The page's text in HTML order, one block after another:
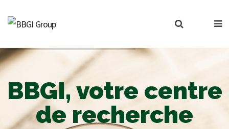
BBGI, votre centre
de recherche